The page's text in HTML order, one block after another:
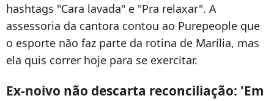
hashtags "Cara lavada" e "Pra relaxar". A
assessoria da cantora contou ao Purepeople que
o esporte não faz parte da rotina de Marília, mas
ela quis correr hoje para se exercitar.
Ex-noivo não descarta reconciliação: 'Em